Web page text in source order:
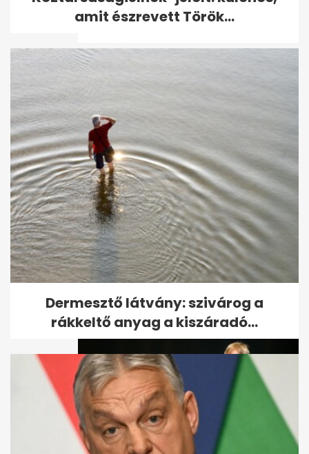
Johnny Deppet - elstartolt a
76....
Rúzsa Magdi elárulta, hogyan
választanak nevet a
babáknak: "A...
amit észrevett Török...
Dermesztő látvány: szivárog a
rákkeltő anyag a kiszáradó...